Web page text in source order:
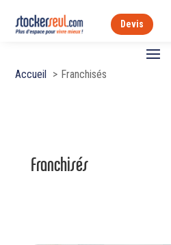
Devis
Accueil Franchisés
Franchisés